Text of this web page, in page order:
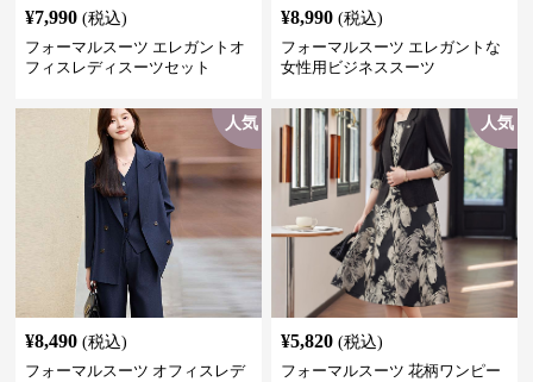
¥7,990 (税込)
フォーマルスーツ エレガントオ
フィスレディスーツセット
¥8,990 (税込)
フォーマルスーツ エレガントな
女性用ビジネススーツ
人気
¥8,490 (税込)
フォーマルスーツ オフィスレデ
人気
¥5,820 (税込)
フォーマルスーツ 花柄ワンピー